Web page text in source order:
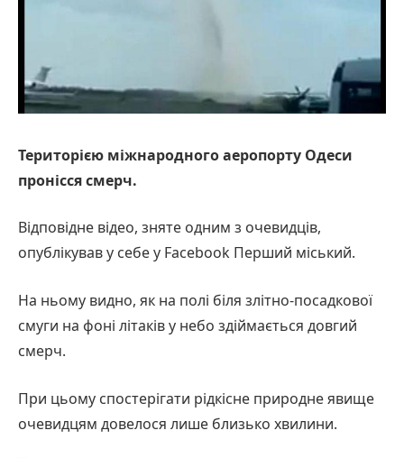
Територією міжнародного аеропорту Одеси
пронісся смерч.
Відповідне відео, зняте одним з очевидців,
опублікував у себе у Facebook Перший міський.
На ньому видно, як на полі біля злітно-посадкової
смуги на фоні літаків у небо здіймається довгий
смерч.
При цьому спостерігати рідкісне природне явище
очевидцям довелося лише близько хвилини.